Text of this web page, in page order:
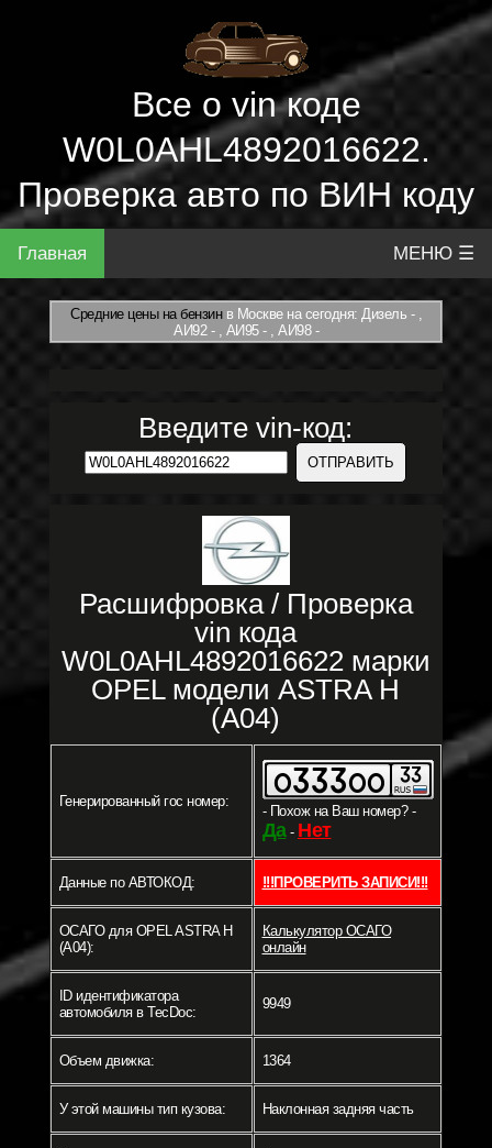
Все о vin коде
W0L0AHL4892016622.
Проверка авто по ВИН коду
Главная МЕНЮ ☰
Средние цены на бензинв Москве на сегодня: Дизель - ,
АИ92 - , АИ95 - , АИ98 -
Введите vin-код:
Расшифровка / Проверка
vin кода
W0L0AHL4892016622 марки
OPEL модели ASTRA H
(A04)
Генерированный гос номер:
- Похож на Ваш номер? -
Да- Нет
Данные по АВТОКОД: !!!ПРОВЕРИТЬ ЗАПИСИ!!!
ОСАГО для OPEL ASTRA H
(A04):
Калькулятор ОСАГО
онлайн
ID идентификатора
автомобиля в TecDoc:
9949
Объем движка: 1364
У этой машины тип кузова: Наклонная задняя часть